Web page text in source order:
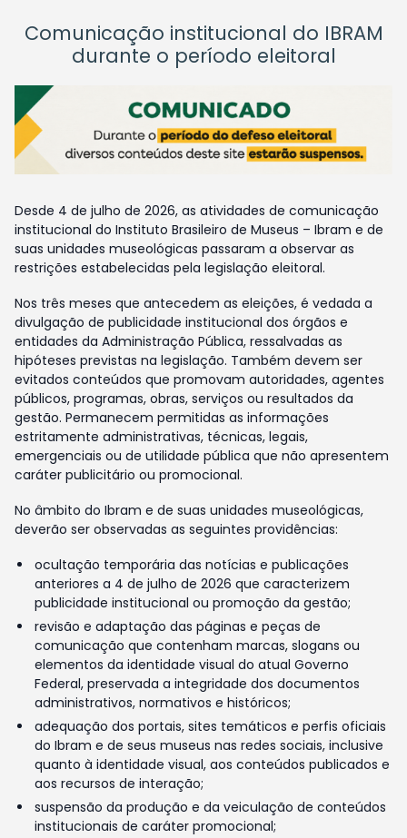
Comunicação institucional do IBRAM
durante o período eleitoral
Desde 4 de julho de 2026, as atividades de comunicação
institucional do Instituto Brasileiro de Museus – Ibram e de
suas unidades museológicas passaram a observar as
restrições estabelecidas pela legislação eleitoral.
Nos três meses que antecedem as eleições, é vedada a
divulgação de publicidade institucional dos órgãos e
entidades da Administração Pública, ressalvadas as
hipóteses previstas na legislação. Também devem ser
evitados conteúdos que promovam autoridades, agentes
públicos, programas, obras, serviços ou resultados da
gestão. Permanecem permitidas as informações
estritamente administrativas, técnicas, legais,
emergenciais ou de utilidade pública que não apresentem
caráter publicitário ou promocional.
No âmbito do Ibram e de suas unidades museológicas,
deverão ser observadas as seguintes providências:
ocultação temporária das notícias e publicações
anteriores a 4 de julho de 2026 que caracterizem
publicidade institucional ou promoção da gestão;
revisão e adaptação das páginas e peças de
comunicação que contenham marcas, slogans ou
elementos da identidade visual do atual Governo
Federal, preservada a integridade dos documentos
administrativos, normativos e históricos;
adequação dos portais, sites temáticos e perfis oficiais
do Ibram e de seus museus nas redes sociais, inclusive
quanto à identidade visual, aos conteúdos publicados e
aos recursos de interação;
suspensão da produção e da veiculação de conteúdos
institucionais de caráter promocional;